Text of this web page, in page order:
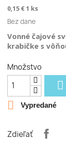
0,15 € 1 ks
Bez dane
Vonné čajové
krabičke s
Množstvo


Vypredané
Zdieľať